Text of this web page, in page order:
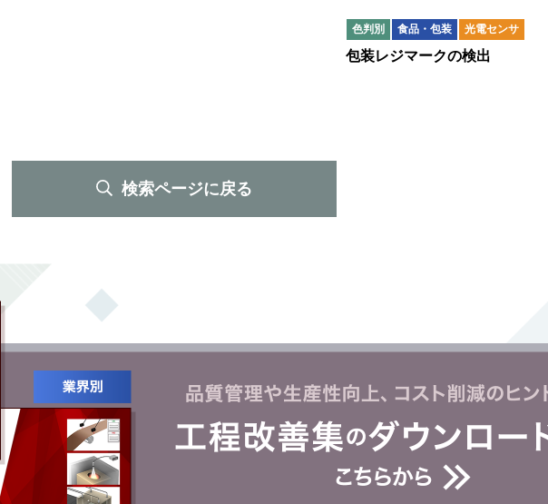
色判別 食品・包装 光電センサ
包装レジマークの検出
検索ページに戻る